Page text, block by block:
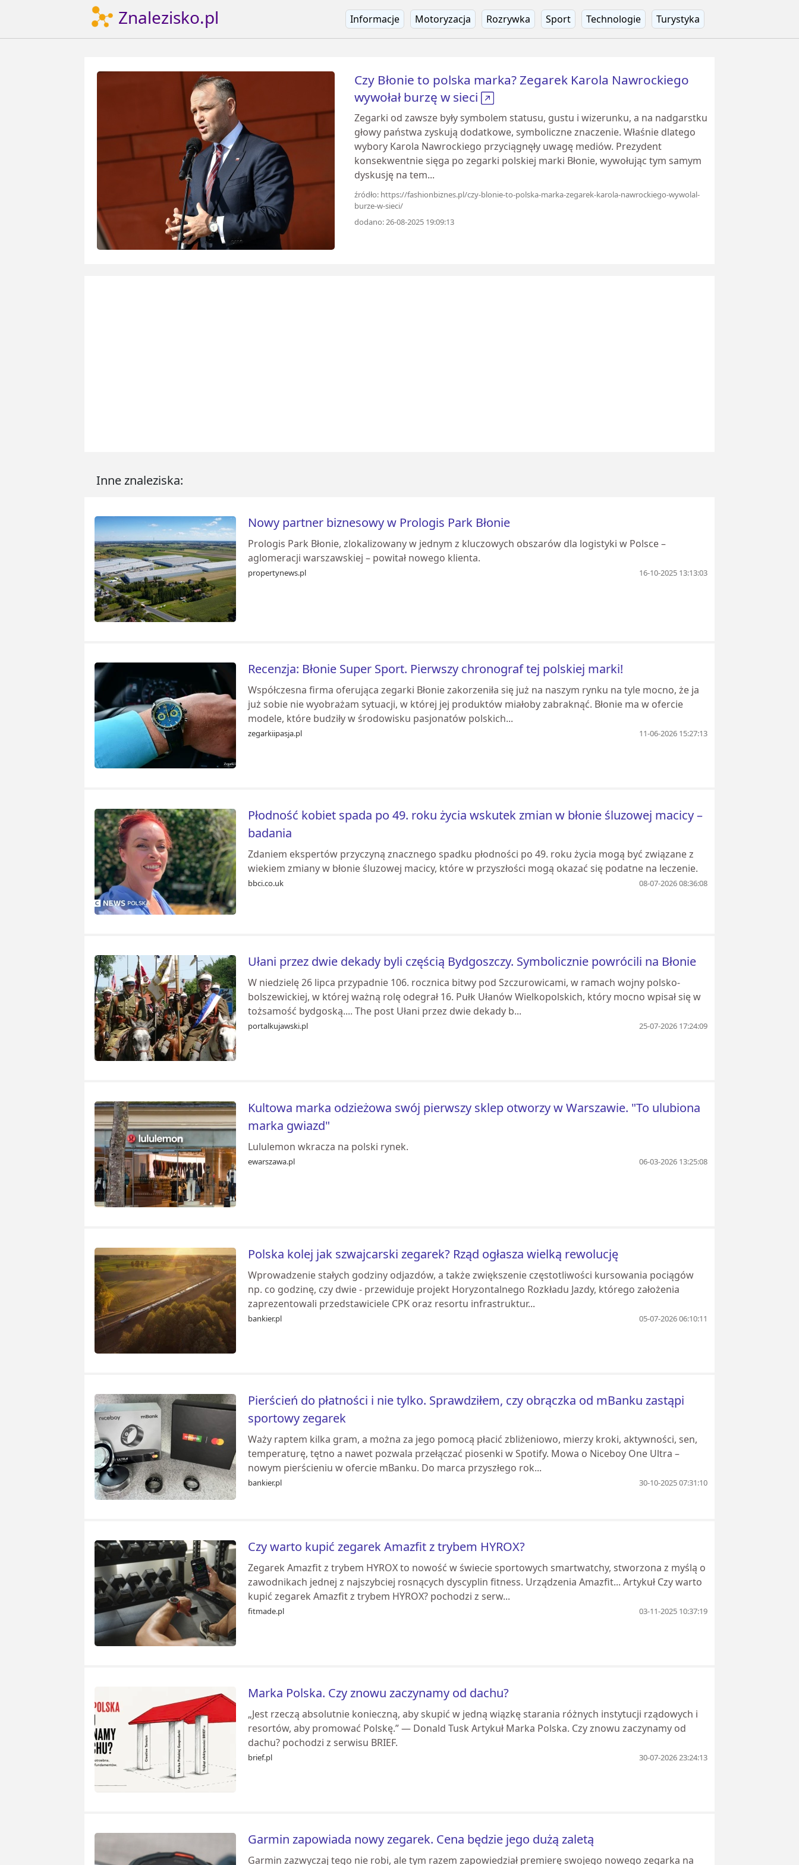
Znalezisko.pl Informacje Motoryzacja Rozrywka Sport Technologie Turystyka
Czy Błonie to polska marka? Zegarek Karola Nawrockiego
wywołał burzę w sieci
Zegarki od zawsze były symbolem statusu, gustu i wizerunku, a na nadgarstku
głowy państwa zyskują dodatkowe, symboliczne znaczenie. Właśnie dlatego
wybory Karola Nawrockiego przyciągnęły uwagę mediów. Prezydent
konsekwentnie sięga po zegarki polskiej marki Błonie, wywołując tym samym
dyskusję na tem...
źródło: https://fashionbiznes.pl/czy-blonie-to-polska-marka-zegarek-karola-nawrockiego-wywolal-
burze-w-sieci/
dodano: 26-08-2025 19:09:13
Inne znaleziska:
Nowy partner biznesowy w Prologis Park Błonie
Prologis Park Błonie, zlokalizowany w jednym z kluczowych obszarów dla logistyki w Polsce –
aglomeracji warszawskiej – powitał nowego klienta.
propertynews.pl 16-10-2025 13:13:03
Recenzja: Błonie Super Sport. Pierwszy chronograf tej polskiej marki!
Współczesna firma oferująca zegarki Błonie zakorzeniła się już na naszym rynku na tyle mocno, że ja
już sobie nie wyobrażam sytuacji, w której jej produktów miałoby zabraknąć. Błonie ma w ofercie
modele, które budziły w środowisku pasjonatów polskich...
zegarkiipasja.pl 11-06-2026 15:27:13
Płodność kobiet spada po 49. roku życia wskutek zmian w błonie śluzowej macicy –
badania
Zdaniem ekspertów przyczyną znacznego spadku płodności po 49. roku życia mogą być związane z
wiekiem zmiany w błonie śluzowej macicy, które w przyszłości mogą okazać się podatne na leczenie.
bbci.co.uk 08-07-2026 08:36:08
Ułani przez dwie dekady byli częścią Bydgoszczy. Symbolicznie powrócili na Błonie
W niedzielę 26 lipca przypadnie 106. rocznica bitwy pod Szczurowicami, w ramach wojny polsko-
bolszewickiej, w której ważną rolę odegrał 16. Pułk Ułanów Wielkopolskich, który mocno wpisał się w
tożsamość bydgoską.... The post Ułani przez dwie dekady b...
portalkujawski.pl 25-07-2026 17:24:09
Kultowa marka odzieżowa swój pierwszy sklep otworzy w Warszawie. "To ulubiona
marka gwiazd"
Lululemon wkracza na polski rynek.
ewarszawa.pl 06-03-2026 13:25:08
Polska kolej jak szwajcarski zegarek? Rząd ogłasza wielką rewolucję
Wprowadzenie stałych godziny odjazdów, a także zwiększenie częstotliwości kursowania pociągów
np. co godzinę, czy dwie - przewiduje projekt Horyzontalnego Rozkładu Jazdy, którego założenia
zaprezentowali przedstawiciele CPK oraz resortu infrastruktur...
bankier.pl 05-07-2026 06:10:11
Pierścień do płatności i nie tylko. Sprawdziłem, czy obrączka od mBanku zastąpi
sportowy zegarek
Waży raptem kilka gram, a można za jego pomocą płacić zbliżeniowo, mierzy kroki, aktywności, sen,
temperaturę, tętno a nawet pozwala przełączać piosenki w Spotify. Mowa o Niceboy One Ultra –
nowym pierścieniu w ofercie mBanku. Do marca przyszłego rok...
bankier.pl 30-10-2025 07:31:10
Czy warto kupić zegarek Amazfit z trybem HYROX?
Zegarek Amazfit z trybem HYROX to nowość w świecie sportowych smartwatchy, stworzona z myślą o
zawodnikach jednej z najszybciej rosnących dyscyplin fitness. Urządzenia Amazfit... Artykuł Czy warto
kupić zegarek Amazfit z trybem HYROX? pochodzi z serw...
fitmade.pl 03-11-2025 10:37:19
Marka Polska. Czy znowu zaczynamy od dachu?
„Jest rzeczą absolutnie konieczną, aby skupić w jedną wiązkę starania różnych instytucji rządowych i
resortów, aby promować Polskę.” — Donald Tusk Artykuł Marka Polska. Czy znowu zaczynamy od
dachu? pochodzi z serwisu BRIEF.
brief.pl 30-07-2026 23:24:13
Garmin zapowiada nowy zegarek. Cena będzie jego dużą zaletą
Garmin zazwyczaj tego nie robi, ale tym razem zapowiedział premierę swojego nowego zegarka na